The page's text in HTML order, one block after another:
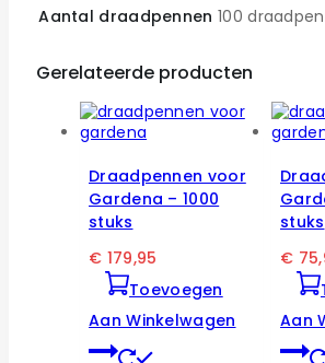
Aantal draadpennen 100
Gerelateerde producten
Draadpennen voor
Gardena – 1000
stuks
€ 179,95
Toevoegen
Aan Winkelwagen
stuks
€
Aan